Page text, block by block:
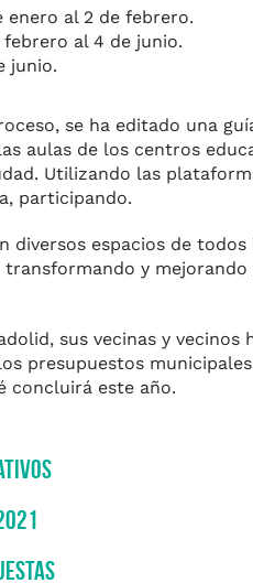
enero al 2 de febrero.
al 4 de junio.
junio.
se ha editado una
aulas de los centros
Utilizando las
participando.
diversos espacios de
y
sus vecinas y
presupuestos
concluirá este año.